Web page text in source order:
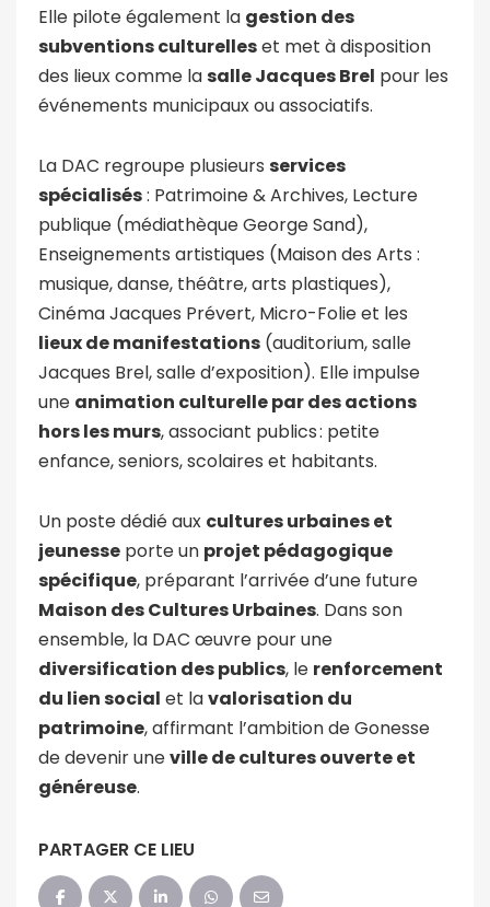
Elle pilote également la gestion des
subventions culturelleset met à disposition
des lieux comme lasalle Jacques Brel pour les
événements municipaux ou associatifs.
La DAC regroupe plusieurs services
spécialisés: Patrimoine & Archives, Lecture
publique (médiathèque George Sand),
Enseignements artistiques (Maison des Arts :
musique, danse, théâtre, arts plastiques),
Cinéma Jacques Prévert, Micro-Folie et les
lieux de manifestations (auditorium, salle
Jacques Brel, salle d’exposition). Elle impulse
une animation culturelle par des actions
hors les murs, associant publics : petite
enfance, seniors, scolaires et habitants.
Un poste dédié aux cultures urbaines et
jeunesse porte un projet pédagogique
spécifique, préparant l’arrivée d’une future
Maison des Cultures Urbaines. Dans son
ensemble, la DAC œuvre pour une
diversification des publics, le renforcement
du lien social et lavalorisation du
patrimoine, affirmant l’ambition de Gonesse
de devenir uneville de cultures ouverte et
généreuse.
PARTAGER CE LIEU